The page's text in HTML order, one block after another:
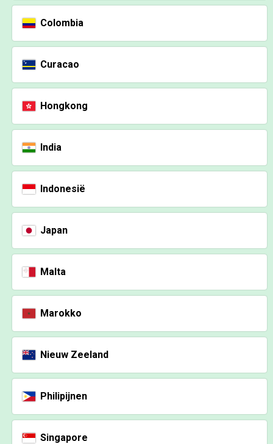
Colombia
Curacao
Hongkong
India
Indonesië
Japan
Malta
Marokko
Nieuw Zeeland
Philipijnen
Singapore